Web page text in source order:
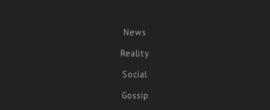
News
Reality
Social
Gossip